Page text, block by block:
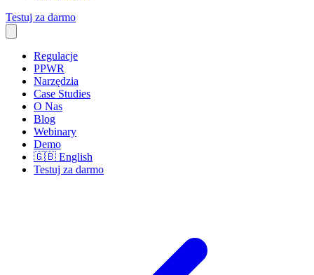
Testuj za darmo
Regulacje
PPWR
Narzędzia
Case Studies
O Nas
Blog
Webinary
Demo
🇬🇧 English
Testuj za darmo